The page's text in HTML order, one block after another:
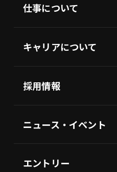
仕事について
キャリアについて
採用情報
ニュース・イベント
エントリー